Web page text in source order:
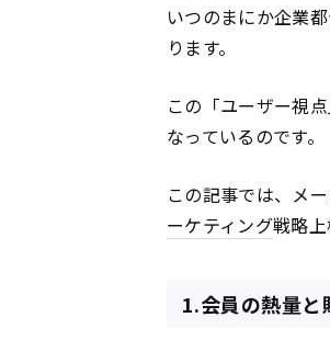
いつのまにか企業
ります。
この「ユーザー視
なっているのです。
この記事では、メ
ーケティング戦略
1.会員の熱量と